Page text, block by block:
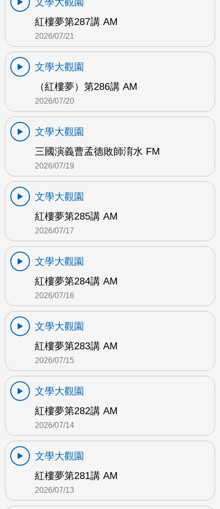
紅樓夢第287講 AM
2026/07/21
文學大觀園
（紅樓夢）第286講 AM
2026/07/20
文學大觀園
三國演義曹孟德敗師淯水 FM
2026/07/19
文學大觀園
紅樓夢第285講 AM
2026/07/17
文學大觀園
紅樓夢第284講 AM
2026/07/16
文學大觀園
紅樓夢第283講 AM
2026/07/15
文學大觀園
紅樓夢第282講 AM
2026/07/14
文學大觀園
紅樓夢第281講 AM
2026/07/13